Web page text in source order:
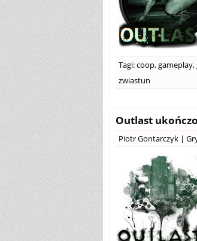
Tagi:coop,gameplay,
zwiastun
Outlast
Piotr Gontarczyk |